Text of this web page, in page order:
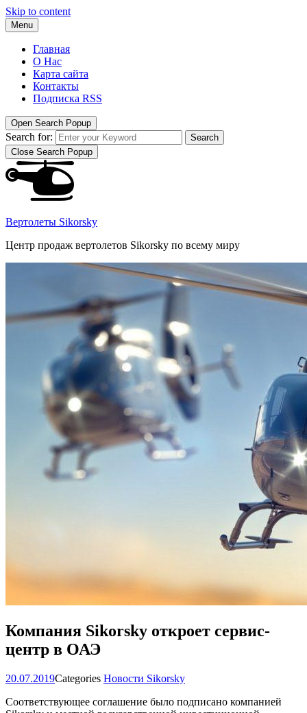
Skip to content
Menu
Главная
О Нас
Карта сайта
Контакты
Подписка RSS
Open Search Popup
Search for:
Search
Close Search Popup
Вертолеты Sikorsky
Центр продаж вертолетов Sikorsky по всему миру
Компания Sikorsky откроет сервис-
центр в ОАЭ
20.07.2019Categories Новости Sikorsky
Соответствующее соглашение было подписано компанией